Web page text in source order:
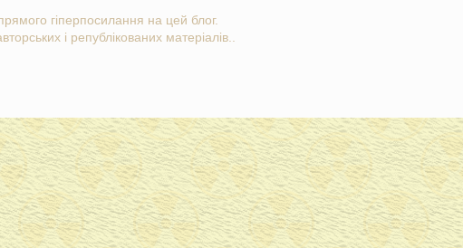
гіперпосилання на цей блог.
і републікованих матеріалів..